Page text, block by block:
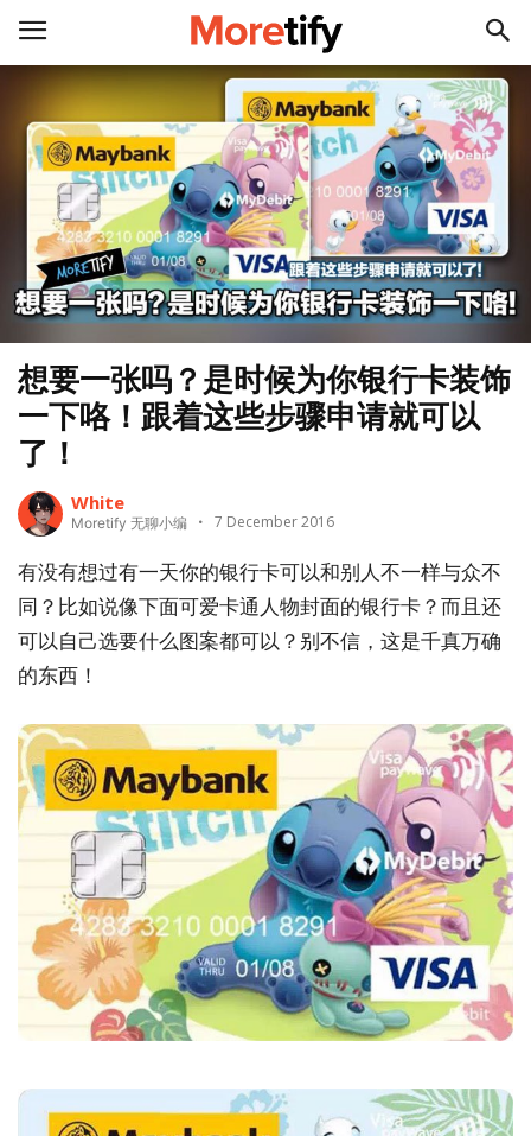
想要一张吗？是时候为你银行卡装饰
一下咯！跟着这些步骤申请就可以
了！
White
Moretify 无聊小编 7 December 2016
有没有想过有一天你的银行卡可以和别人不一样与众不
同？比如说像下面可爱卡通人物封面的银行卡？而且还
可以自己选要什么图案都可以？别不信，这是千真万确
的东西！